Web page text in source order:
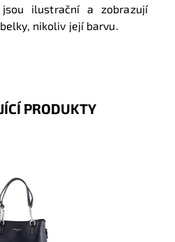
ilustrační a zobrazují
nikoliv její barvu.
PRODUKTY
černé barvě je tříodddílová,
o délce cca. 125 cm....